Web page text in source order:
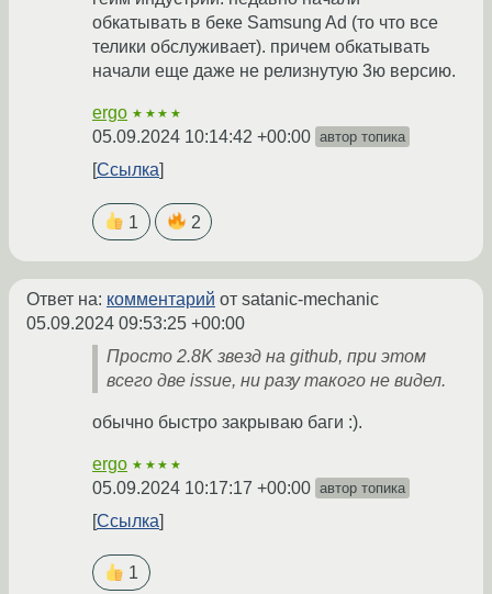
обкатывать в беке Samsung Ad (то что все
телики обслуживает). причем обкатывать
начали еще даже не релизнутую 3ю версию.
ergo ★★★★
05.09.2024 10:14:42 +00:00 автор топика
Ссылка
1 2
Ответ на: комментарий от satanic-mechanic
05.09.2024 09:53:25 +00:00
Просто 2.8K звезд на github, при этом
всего две issue, ни разу такого не видел.
обычно быстро закрываю баги :).
ergo ★★★★
05.09.2024 10:17:17 +00:00 автор топика
Ссылка
1